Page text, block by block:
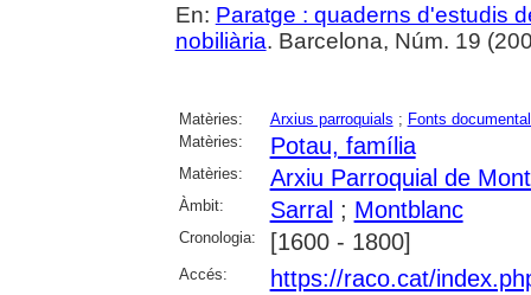
En: Paratge : quaderns d'estudis
nobiliària. Barcelona, Núm. 19
Matèries: Arxius parroquials ; Fonts
Matèries:
Potau, família
Matèries: Arxiu Parroquial de
Àmbit: Sarral ; Montblanc
Cronologia: [1600 - 1800]
Accés: https://raco.cat/